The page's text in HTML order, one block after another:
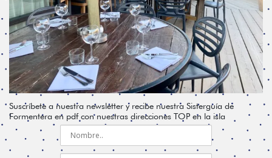
Suscríbete a nuestra newsletter y recibe nuestra Sisterguía de
Formentera en pdf con nuestras direcciones TOP en la isla